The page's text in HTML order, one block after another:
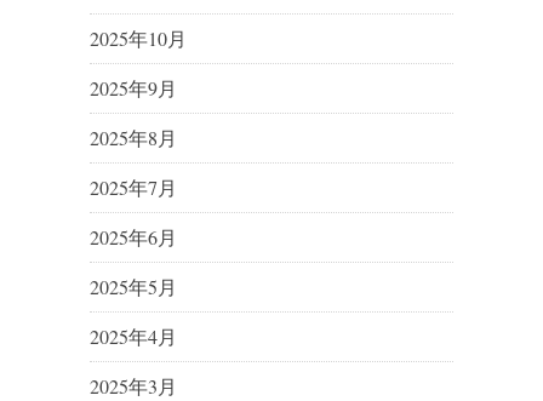
2025年10月
2025年9月
2025年8月
2025年7月
2025年6月
2025年5月
2025年4月
2025年3月